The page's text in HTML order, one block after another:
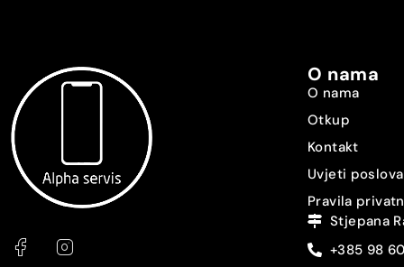
USB konektor
Punjač u pakiranju
Slušalice u pakiranju
Tip baterije
O nama
O nama
Otkup
Kontakt
Uvjeti
Pravila
Stjepana
+385 98